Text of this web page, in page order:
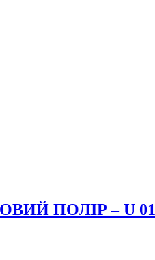
ПОЛІР – U 01